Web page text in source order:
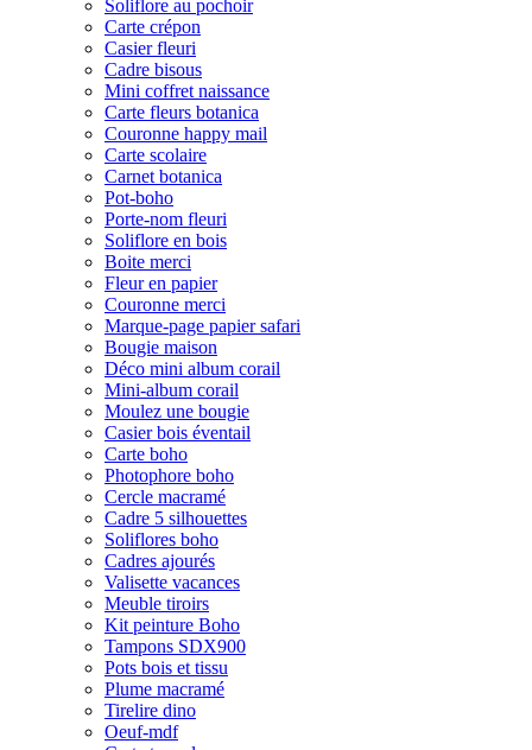
Soliflore au pochoir
Carte crépon
Casier fleuri
Cadre bisous
Mini coffret naissance
Carte fleurs botanica
Couronne happy mail
Carte scolaire
Carnet botanica
Pot-boho
Porte-nom fleuri
Soliflore en bois
Boite merci
Fleur en papier
Couronne merci
Marque-page papier safari
Bougie maison
Déco mini album corail
Mini-album corail
Moulez une bougie
Casier bois éventail
Carte boho
Photophore boho
Cercle macramé
Cadre 5 silhouettes
Soliflores boho
Cadres ajourés
Valisette vacances
Meuble tiroirs
Kit peinture Boho
Tampons SDX900
Pots bois et tissu
Plume macramé
Tirelire dino
Oeuf-mdf